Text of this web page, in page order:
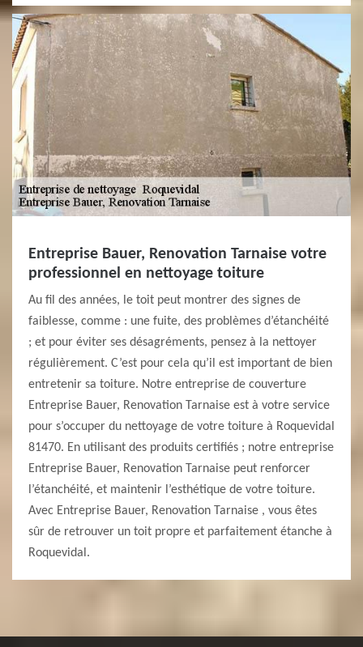
Entreprise Bauer, Renovation Tarnaise votre
professionnel en nettoyage toiture
Au fil des années, le toit peut montrer des signes de
faiblesse, comme : une fuite, des problèmes d’étanchéité
; et pour éviter ses désagréments, pensez à la nettoyer
régulièrement. C’est pour cela qu’il est important de bien
entretenir sa toiture. Notre entreprise de couverture
Entreprise Bauer, Renovation Tarnaise est à votre service
pour s’occuper du nettoyage de votre toiture à Roquevidal
81470. En utilisant des produits certifiés ; notre entreprise
Entreprise Bauer, Renovation Tarnaise peut renforcer
l’étanchéité, et maintenir l’esthétique de votre toiture.
Avec Entreprise Bauer, Renovation Tarnaise , vous êtes
sûr de retrouver un toit propre et parfaitement étanche à
Roquevidal.